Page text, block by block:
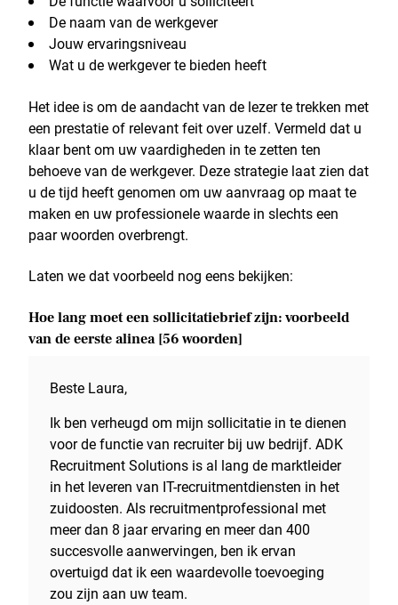
De naam van de werkgever
Jouw ervaringsniveau
Wat u de werkgever te bieden heeft
Het idee is om de aandacht van de lezer te trekken met
een prestatie of relevant feit over uzelf. Vermeld dat u
klaar bent om uw vaardigheden in te zetten ten
behoeve van de werkgever. Deze strategie laat zien dat
u de tijd heeft genomen om uw aanvraag op maat te
maken en uw professionele waarde in slechts een
paar woorden overbrengt.
Laten we dat voorbeeld nog eens bekijken:
Hoe lang moet een sollicitatiebrief zijn: voorbeeld
van de eerste alinea [56 woorden]
Beste Laura,
Ik ben verheugd om mijn sollicitatie in te dienen
voor de functie van recruiter bij uw bedrijf. ADK
Recruitment Solutions is al lang de marktleider
in het leveren van IT-recruitmentdiensten in het
zuidoosten. Als recruitmentprofessional met
meer dan 8 jaar ervaring en meer dan 400
succesvolle aanwervingen, ben ik ervan
overtuigd dat ik een waardevolle toevoeging
zou zijn aan uw team.